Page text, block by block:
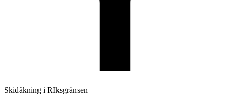
Skidåkning i RIksgränsen